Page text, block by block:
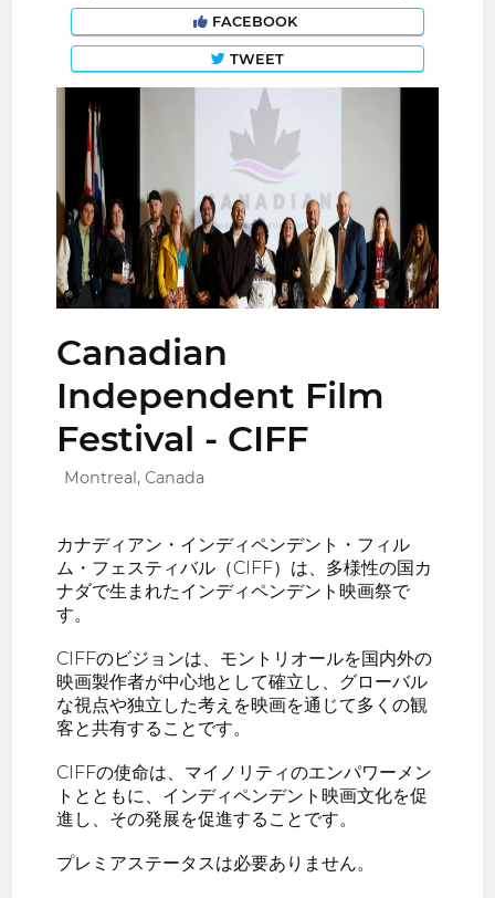
FACEBOOK
TWEET
Canadian
Independent Film
Festival - CIFF
Montreal, Canada
カナディアン・インディペンデント・フィル
ム・フェスティバル（CIFF）は、多様性の国カ
ナダで生まれたインディペンデント映画祭で
す。
CIFFのビジョンは、モントリオールを国内外の
映画製作者が中心地として確立し、グローバル
な視点や独立した考えを映画を通じて多くの観
客と共有することです。
CIFFの使命は、マイノリティのエンパワーメン
トとともに、インディペンデント映画文化を促
進し、その発展を促進することです。
プレミアステータスは必要ありません。